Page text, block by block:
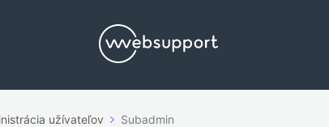
užívateľov Subadmin